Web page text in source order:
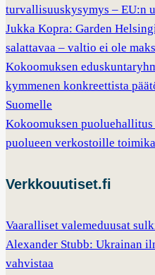
turvallisuuskysymys – EU:n
Jukka Kopra: Garden
salattavaa – valtio ei ole
Kokoomuksen
kymmenen konkreettista
Suomelle
Kokoomuksen
puolueen verkostoille
Verkkouutiset.fi
Vaaralliset valemeduusat
Alexander Stubb: Ukrainan
vahvistaa